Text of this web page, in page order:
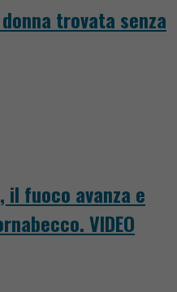
trovata senza
il fuoco avanza e
VIDEO